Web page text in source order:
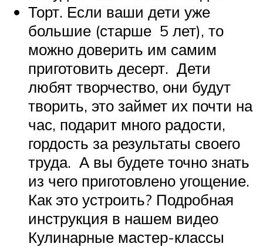
Торт. Если ваши дети уже
большие (старше 5 лет), то
можно доверить им самим
приготовить десерт. Дети
любят творчество, они будут
творить, это займет их почти на
час, подарит много радости,
гордость за результаты своего
труда. А вы будете точно знать
из чего приготовлено угощение.
Как это устроить? Подробная
инструкция в нашем видео
Кулинарные мастер-классы